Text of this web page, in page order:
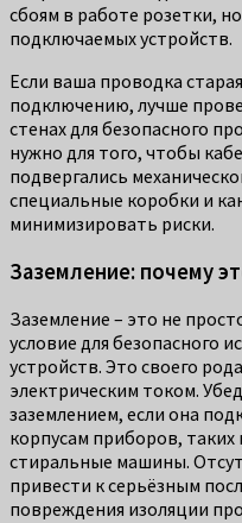
сбоям в работе розетки,
подключаемых устройств.
Если ваша проводка
подключению, лучше
стенах для безопасного
нужно для того, чтобы
подвергались
специальные коробки и
минимизировать риски.
Заземление: почему
Заземление – это не
условие для безопасного
устройств. Это своего
электрическим током.
заземлением, если она
корпусам приборов, таких
стиральные машины.
привести к серьёзным
повреждения изоляции